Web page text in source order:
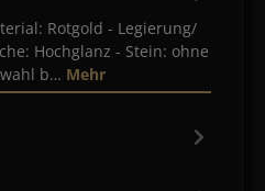
Rotgold - Legierung/
Hochglanz - Stein: ohne
b… Mehr